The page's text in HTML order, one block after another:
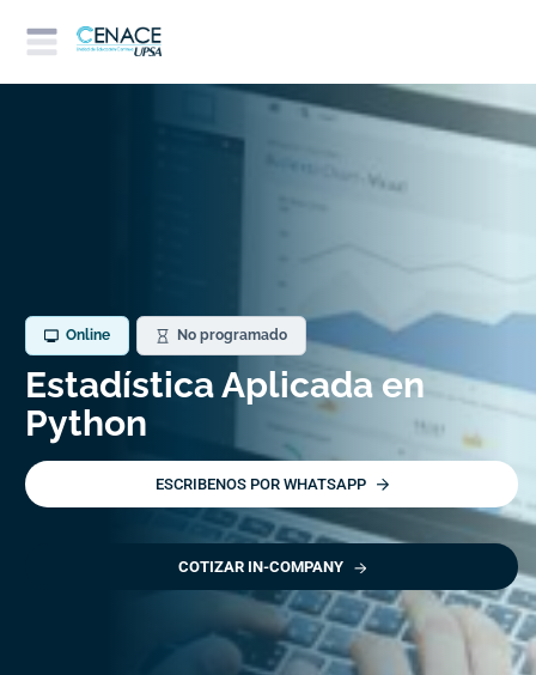
Online No programado
Estadística Aplicada en
Python
ESCRIBENOS POR WHATSAPP
COTIZAR IN-COMPANY